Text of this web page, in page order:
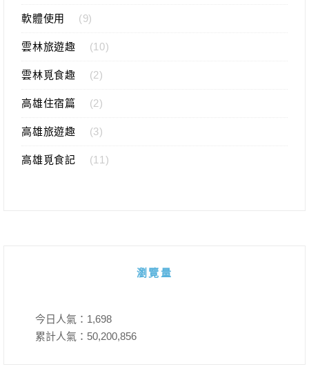
軟體使用 (9)
雲林旅遊趣 (10)
雲林覓食趣 (2)
高雄住宿篇 (2)
高雄旅遊趣 (3)
高雄覓食記 (11)
瀏覽量
今日人氣： 1,698
累計人氣： 50,200,856